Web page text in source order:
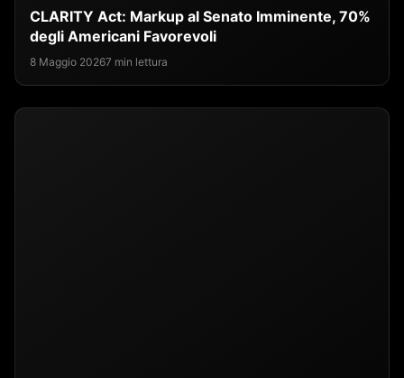
CLARITY Act: Markup al Senato Imminente, 70%
degli Americani Favorevoli
8 Maggio 20267 min lettura